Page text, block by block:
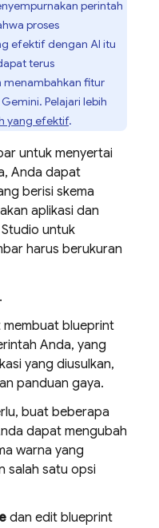
perintah
proses
efektif dengan AI itu
terus
menambahkan fitur
Gemini. Pelajari lebih
yang efektif.
untuk menyertai
Anda dapat
berisi skema
aplikasi dan
untuk
harus berukuran
.
membuat blueprint
Anda, yang
yang diusulkan,
panduan gaya.
buat beberapa
dapat mengubah
warna yang
salah satu opsi
dan edit blueprint